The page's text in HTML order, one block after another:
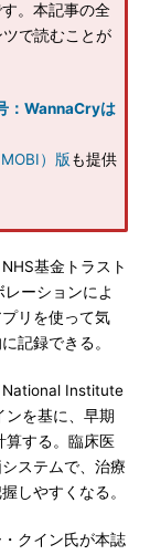
す。本記事の全
で読むことが
：WannaCryは
）版も提供
基金トラスト
ーションによ
リを使って気
記録できる。
Institute
を基に、早期
算する。臨床医
ステムで、治療
しやすくなる。
クイン氏が本誌